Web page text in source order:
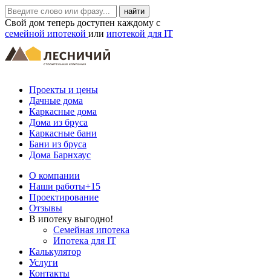
Свой дом теперь доступен каждому с
семейной ипотекой или ипотекой для IT
Проекты и цены
Дачные дома
Каркасные дома
Дома из бруса
Каркасные бани
Бани из бруса
Дома Барнхаус
О компании
Наши работы+15
Проектирование
Отзывы
В ипотеку выгодно!
Семейная ипотека
Ипотека для IT
Калькулятор
Услуги
Контакты